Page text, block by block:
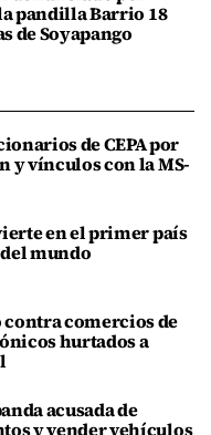
pandilla Barrio 18
de Soyapango
de CEPA por
y vínculos con la MS-
en el primer país
mundo
comercios de
hurtados a
acusada de
y vender vehículos